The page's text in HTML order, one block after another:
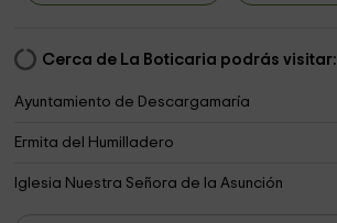
Cerca de La Boticaria podrás visitar:
Ayuntamiento de Descargamaría
Ermita del Humilladero
Iglesia Nuestra Señora de la Asunción